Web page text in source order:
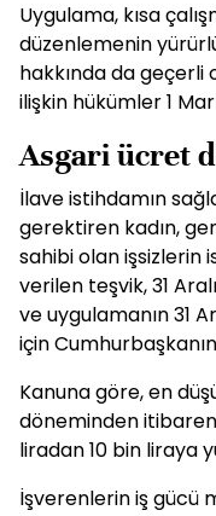
Uygulama, kısa
düzenlemenin
hakkında da geçerli
ilişkin hükümler 1
Asgari ücret
İlave istihdamın
gerektiren kadın,
sahibi olan işsizlerin
verilen teşvik, 31
ve uygulamanın 31
için
Kanuna göre, en
döneminden
liradan 10 bin liraya
İşverenlerin iş gücü